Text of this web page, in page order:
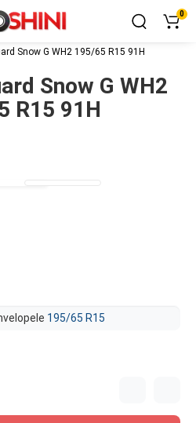
0
Snow G WH2 195/65 R15 91H
Snow G WH2
R15 91H
195/65 R15